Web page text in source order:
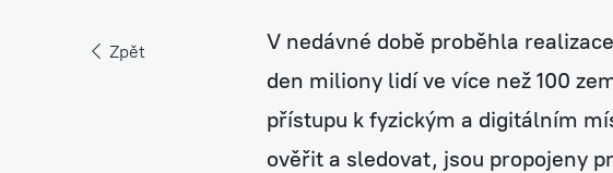
Zelená atria Jungle House
Zpět
V nedávné době proběhla
den miliony lidí ve více než 100
přístupu k fyzickým a digitálním
ověřit a sledovat, jsou propojeny